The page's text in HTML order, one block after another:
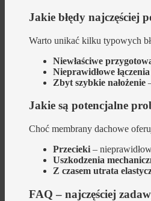
Jakie błędy najczęściej
Warto unikać kilku typowych
Niewłaściwe
Nieprawidłowe łączenia
Zbyt szybkie nałożenie
Jakie są potencjalne
Choć membrany dachowe
Przecieki –
Uszkodzenia
Z czasem utrata
FAQ – najczęściej